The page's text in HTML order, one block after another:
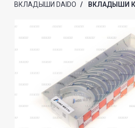
ВКЛАДЫШИ DAIDO / ВКЛАДЫШИ